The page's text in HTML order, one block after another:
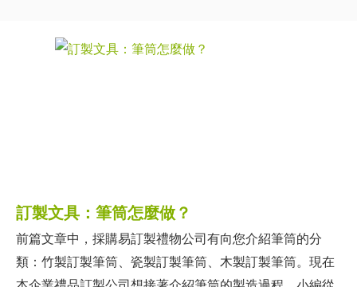
訂製文具：筆筒怎麼做？
前篇文章中，採購易訂製禮物公司有向您介紹筆筒的分
類：竹製訂製筆筒、瓷製訂製筆筒、木製訂製筆筒。現在